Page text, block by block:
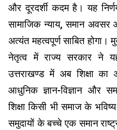
और दूरदर्शी कदम है। यह
सामाजिक न्याय, समान अवसर
अत्यंत महत्वपूर्ण साबित होगा।
नेतृत्व में राज्य सरकार ने
उत्तराखण्ड में अब शिक्षा का
आधुनिक ज्ञान-विज्ञान और
शिक्षा किसी भी समाज के
समुदायों के बच्चे एक समान